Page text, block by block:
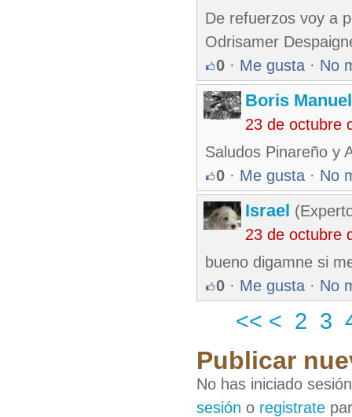
De refuerzos voy a
Odrisamer
0 · Me gusta · No
Boris
23 de octubre
Saludos Pinareño y
0 · Me gusta · No
Israel
23 de octubre
bueno digamne si
0 · Me gusta · No
<< < 2 3
Publicar
No has iniciado
sesión o registrate